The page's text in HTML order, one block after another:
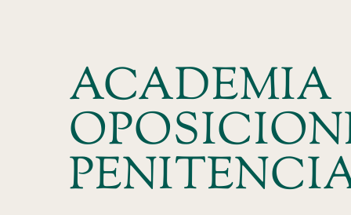
ACADEMIA